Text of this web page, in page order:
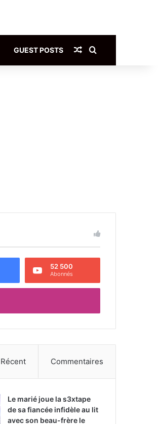
GUEST POSTS Article Aléatoire
52 500
Abonnés
Récent Commentaires
Le marié joue la s3xtape
de sa fiancée infidèle au lit
avec son beau-frère le